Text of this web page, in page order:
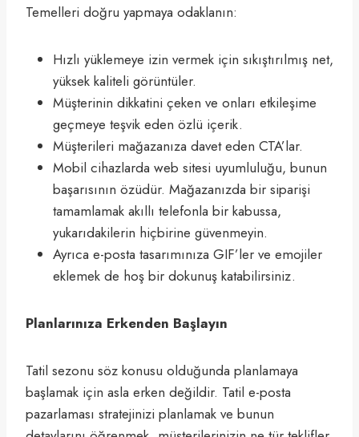
Temelleri doğru yapmaya odaklanın:
Hızlı yüklemeye izin vermek için sıkıştırılmış net,
yüksek kaliteli görüntüler.
Müşterinin dikkatini çeken ve onları etkileşime
geçmeye teşvik eden özlü içerik.
Müşterileri mağazanıza davet eden CTA’lar.
Mobil cihazlarda web sitesi uyumluluğu, bunun
başarısının özüdür. Mağazanızda bir siparişi
tamamlamak akıllı telefonla bir kabussa,
yukarıdakilerin hiçbirine güvenmeyin.
Ayrıca e-posta tasarımınıza GIF’ler ve emojiler
eklemek de hoş bir dokunuş katabilirsiniz.
Planlarınıza Erkenden Başlayın
Tatil sezonu söz konusu olduğunda planlamaya
başlamak için asla erken değildir. Tatil e-posta
pazarlaması stratejinizi planlamak ve bunun